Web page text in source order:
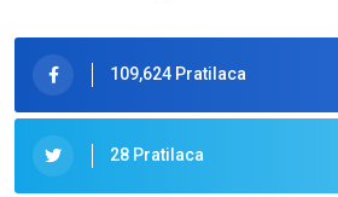
109,624 Pratilaca
28 Pratilaca